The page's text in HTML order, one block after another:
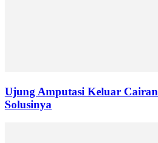
Ujung Amputasi Keluar
Solusinya